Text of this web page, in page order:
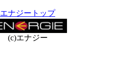
エナジートップ
(c)エナジー